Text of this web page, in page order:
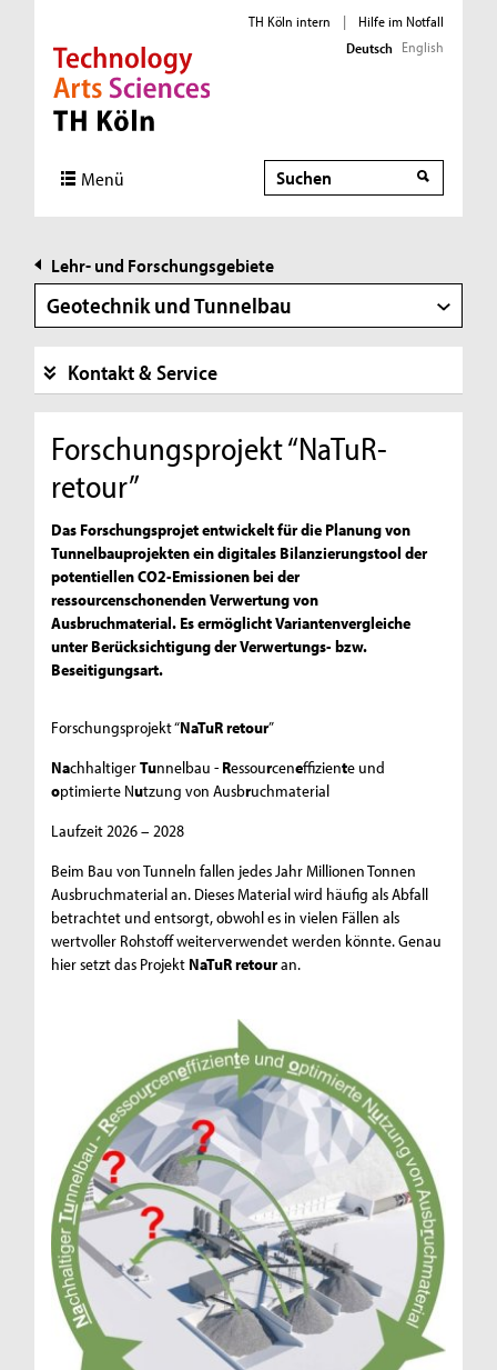
Direkt zur Hauptnavigation
Direkt zur Subnavigation
Direkt zum Inhalt
Direkt zum Fußbereich
TH Köln intern |
Hilfe im Notfall
Deutsch English
Menü Suche
Suche
Lehr- und Forschungsgebiete
Geotechnik und Tunnelbau
Kontakt & Service
Forschungsprojekt “NaTuR-
retour”
Das Forschungsprojet entwickelt für die Planung von
Tunnelbauprojekten ein digitales Bilanzierungstool der
potentiellen CO2-Emissionen bei der
ressourcenschonenden Verwertung von
Ausbruchmaterial. Es ermöglicht Variantenvergleiche
unter Berücksichtigung der Verwertungs- bzw.
Beseitigungsart.
Forschungsprojekt “NaTuR retour”
NachhaltigerTunnelbau - Ressourceneffiziente und
optimierte Nutzung von Ausbruchmaterial
Laufzeit 2026 – 2028
Beim Bau von Tunneln fallen jedes Jahr Millionen Tonnen
Ausbruchmaterial an. Dieses Material wird häufig als Abfall
betrachtet und entsorgt, obwohl es in vielen Fällen als
wertvoller Rohstoff weiterverwendet werden könnte. Genau
hier setzt das Projekt NaTuR retouran.